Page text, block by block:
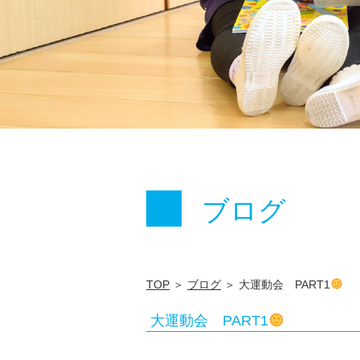
ブログ
TOP ＞ ブログ ＞ 大運動会 PART1
大運動会 PART1